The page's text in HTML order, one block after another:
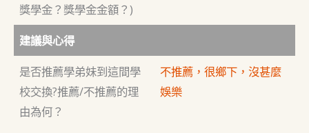
獎學金？獎學金金額？)
建議與心得
是否推薦學弟妹到這間學
校交換?推薦/不推薦的理
由為何？
不推薦，很鄉下，沒甚麼
娛樂